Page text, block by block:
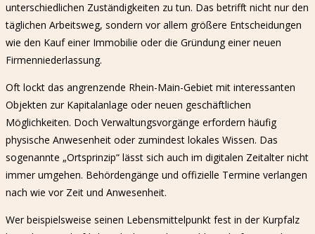
unterschiedlichen Zuständigkeiten zu tun. Das betrifft nicht nur den
täglichen Arbeitsweg, sondern vor allem größere Entscheidungen
wie den Kauf einer Immobilie oder die Gründung einer neuen
Firmenniederlassung.
Oft lockt das angrenzende Rhein-Main-Gebiet mit interessanten
Objekten zur Kapitalanlage oder neuen geschäftlichen
Möglichkeiten. Doch Verwaltungsvorgänge erfordern häufig
physische Anwesenheit oder zumindest lokales Wissen. Das
sogenannte „Ortsprinzip“ lässt sich auch im digitalen Zeitalter nicht
immer umgehen. Behördengänge und offizielle Termine verlangen
nach wie vor Zeit und Anwesenheit.
Wer beispielsweise seinen Lebensmittelpunkt fest in der Kurpfalz